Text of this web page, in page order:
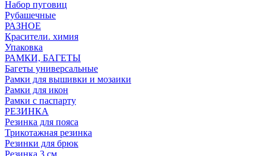
Набор пуговиц
Рубашечные
РАЗНОЕ
Красители. химия
Упаковка
РАМКИ, БАГЕТЫ
Багеты универсальные
Рамки для вышивки и мозаики
Рамки для икон
Рамки с паспарту
РЕЗИНКА
Резинка для пояса
Трикотажная резинка
Резинки для брюк
Резинка 3 см